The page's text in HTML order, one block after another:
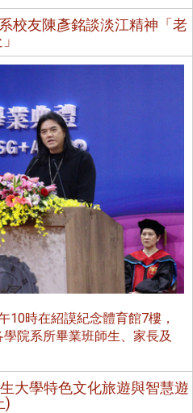
校友陳彥銘談淡江精神「老
10時在紹謨紀念體育館7樓，
院系所畢業班師生、家長及
大學特色文化旅遊與智慧遊
)